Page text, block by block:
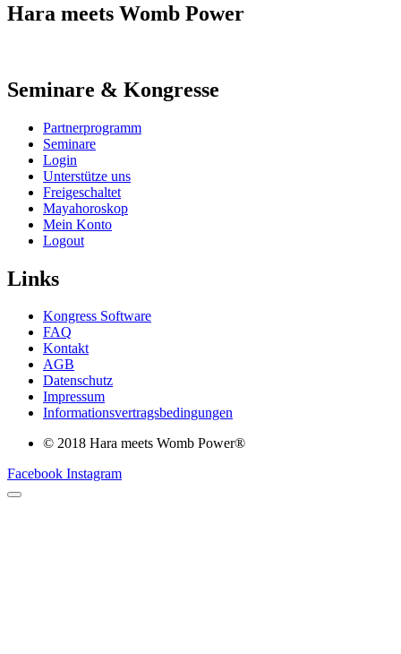
Hara meets Womb Power
Seminare & Kongresse
Partnerprogramm
Seminare
Login
Unterstütze uns
Freigeschaltet
Mayahoroskop
Mein Konto
Logout
Links
Kongress Software
FAQ
Kontakt
AGB
Datenschutz
Impressum
Informationsvertragsbedingungen
© 2018 Hara meets Womb Power®
Facebook Instagram